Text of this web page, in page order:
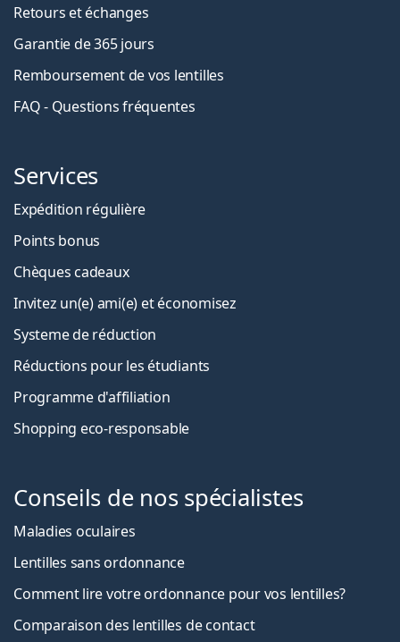
Retours et échanges
Garantie de 365 jours
Remboursement de vos lentilles
FAQ - Questions fréquentes
Services
Expédition régulière
Points bonus
Chèques cadeaux
Invitez un(e) ami(e) et économisez
Systeme de réduction
Réductions pour les étudiants
Programme d'affiliation
Shopping eco-responsable
Conseils de nos spécialistes
Maladies oculaires
Lentilles sans ordonnance
Comment lire votre ordonnance pour vos lentilles?
Comparaison des lentilles de contact